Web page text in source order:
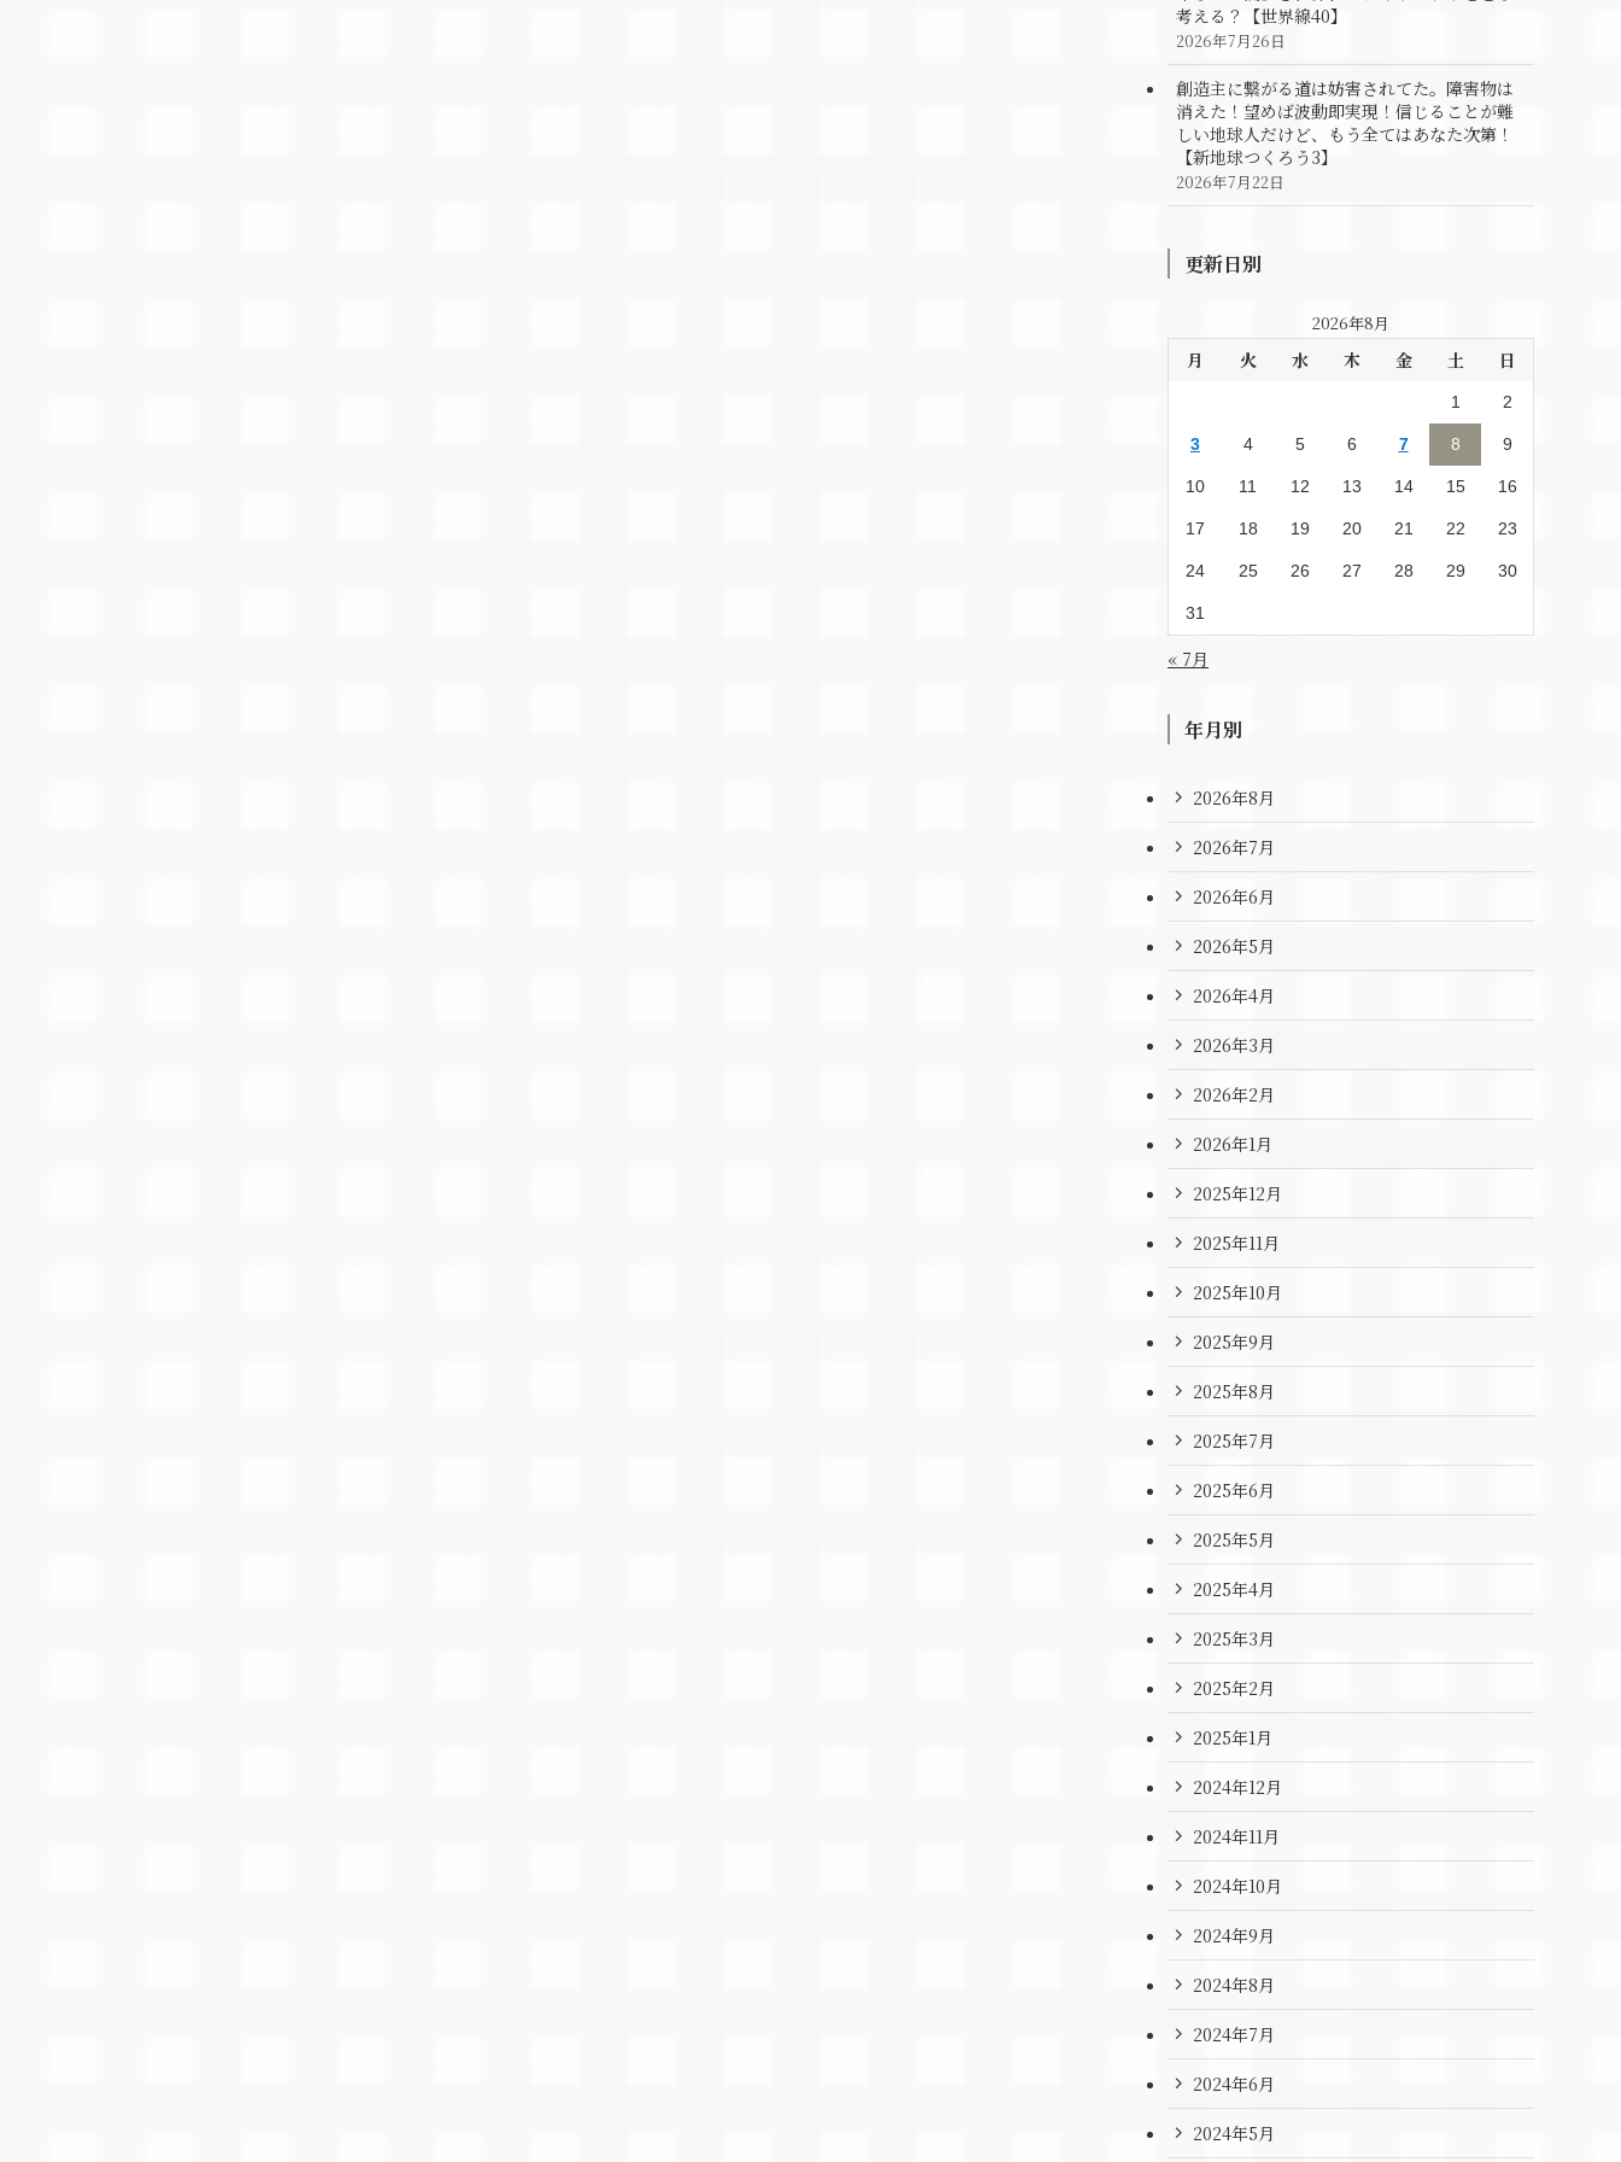
考える？【世界線40】
2026年7月26日
創造主に繋がる道は妨害されてた。障害物は
消えた！望めば波動即実現！信じることが難
しい地球人だけど、もう全てはあなた次第！
【新地球つくろう3】
2026年7月22日
更新日別
2026年8月
月 火 水 木 金 土 日
1 2
3 4 5 6 7 8 9
10 11 12 13 14 15 16
17 18 19 20 21 22 23
24 25 26 27 28 29 30
31
« 7月
年月別
2026年8月
2026年7月
2026年6月
2026年5月
2026年4月
2026年3月
2026年2月
2026年1月
2025年12月
2025年11月
2025年10月
2025年9月
2025年8月
2025年7月
2025年6月
2025年5月
2025年4月
2025年3月
2025年2月
2025年1月
2024年12月
2024年11月
2024年10月
2024年9月
2024年8月
2024年7月
2024年6月
2024年5月